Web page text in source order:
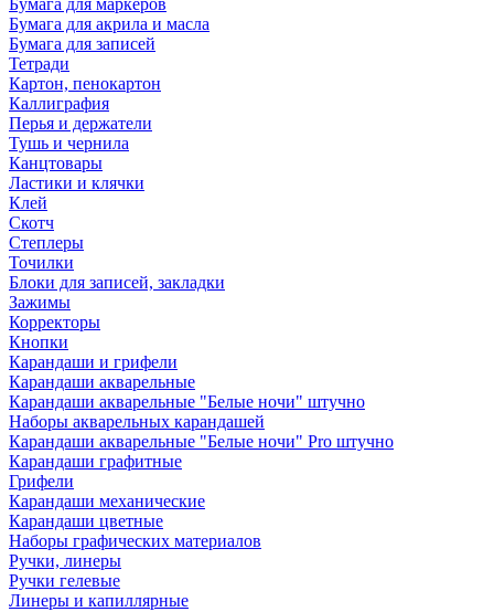
Бумага для маркеров
Бумага для акрила и масла
Бумага для записей
Тетради
Картон, пенокартон
Каллиграфия
Перья и держатели
Тушь и чернила
Канцтовары
Ластики и клячки
Клей
Скотч
Степлеры
Точилки
Блоки для записей, закладки
Зажимы
Корректоры
Кнопки
Карандаши и грифели
Карандаши акварельные
Карандаши акварельные "Белые ночи" штучно
Наборы акварельных карандашей
Карандаши акварельные "Белые ночи" Pro штучно
Карандаши графитные
Грифели
Карандаши механические
Карандаши цветные
Наборы графических материалов
Ручки, линеры
Ручки гелевые
Линеры и капиллярные